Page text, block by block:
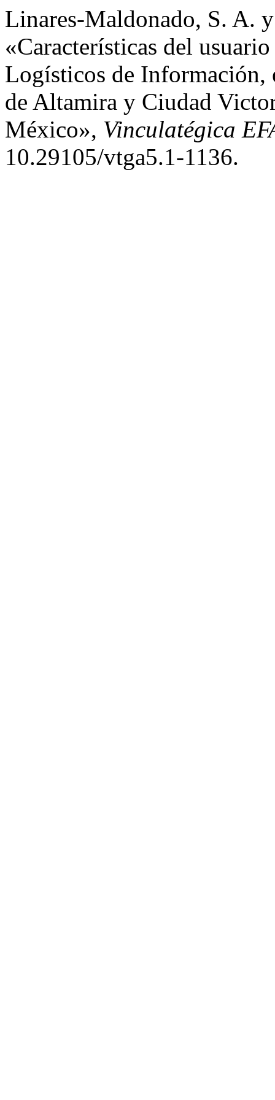
Linares-Maldonado, S. A.
«Características del
Logísticos de Información,
de Altamira y Ciudad
México», Vinculatégica
10.29105/vtga5.1-1136.